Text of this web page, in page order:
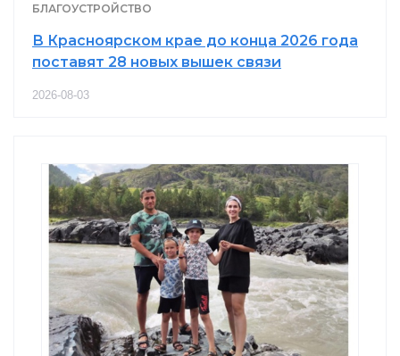
БЛАГОУСТРОЙСТВО
В Красноярском крае до конца 2026 года
поставят 28 новых вышек связи
2026-08-03